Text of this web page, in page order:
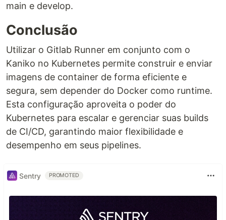
main e develop.
Conclusão
Utilizar o Gitlab Runner em conjunto com o
Kaniko no Kubernetes permite construir e enviar
imagens de container de forma eficiente e
segura, sem depender do Docker como runtime.
Esta configuração aproveita o poder do
Kubernetes para escalar e gerenciar suas builds
de CI/CD, garantindo maior flexibilidade e
desempenho em seus pipelines.
Sentry PROMOTED